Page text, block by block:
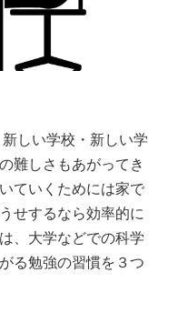
しい学校・新しい学
難しさもあがってき
ていくためには家で
せするなら効率的に
、大学などでの科学
る勉強の習慣を３つ